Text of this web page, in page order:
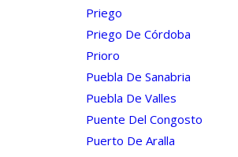
Priego
Priego De Córdoba
Prioro
Puebla De Sanabria
Puebla De Valles
Puente Del Congosto
Puerto De Aralla